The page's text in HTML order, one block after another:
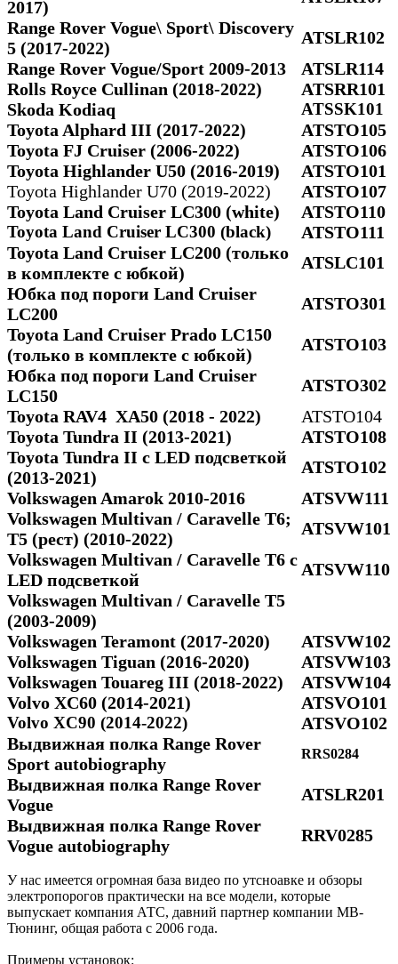
2017)
Range Rover Vogue\ Sport\ Discovery
5 (2017-2022)
ATSLR102
Range Rover Vogue/Sport 2009-2013
ATSLR114
Rolls Royce Cullinan (2018-2022)
ATSRR101
Skoda Kodiaq
ATSSK101
Toyota Alphard III (2017-2022)
ATSTO105
Toyota FJ Cruiser (2006-2022)
ATSTO106
Toyota Highlander U50 (2016-2019)
ATSTO101
Toyota Highlander U70 (2019-2022)
ATSTO107
Toyota Land Cruiser LC300 (white)
ATSTO110
Toyota Land Cruiser LC300 (black)
ATSTO111
Toyota Land Cruiser LC200 (только
в комплекте с юбкой)
ATSLC101
Юбка под пороги Land Cruiser
LC200
ATSTO301
Toyota Land Cruiser Prado LC150
(только в комплекте с юбкой)
ATSTO103
Юбка под пороги Land Cruiser
LC150
ATSTO302
Toyota RAV4 ХА50 (2018 - 2022)
ATSTO104
Toyota Tundra II (2013-2021)
ATSTO108
Toyota Tundra II c LED подсветкой
(2013-2021)
ATSTO102
Volkswagen Amarok 2010-2016
ATSVW111
Volkswagen Multivan / Caravelle T6;
Т5 (рест) (2010-2022)
ATSVW101
Volkswagen Multivan / Caravelle T6 с
LED подсветкой
ATSVW110
Volkswagen Multivan / Caravelle Т5
(2003-2009)
Volkswagen Teramont (2017-2020)
ATSVW102
Volkswagen Tiguan (2016-2020)
ATSVW103
Volkswagen Touareg III (2018-2022)
ATSVW104
Volvo XC60 (2014-2021)
ATSVO101
Volvo XC90 (2014-2022)
ATSVO102
Выдвижная полка Range Rover
Sport autobiography
RRS0284
Выдвижная полка Range Rover
Vogue
ATSLR201
Выдвижная полка Range Rover
Vogue autobiography
RRV0285
У нас имеется огромная база видео по утсноавке и обзоры
электропорогов практически на все модели, которые
выпускает компания АТС, давний партнер компании МВ-
Тюнинг, общая работа с 2006 года.
Примеры установок: